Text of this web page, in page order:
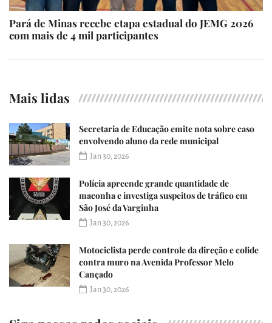
Pará de Minas recebe etapa estadual do JEMG 2026
com mais de 4 mil participantes
Mais lidas
Secretaria de Educação emite nota sobre caso
envolvendo aluno da rede municipal
Jan 30, 2026
Polícia apreende grande quantidade de
maconha e investiga suspeitos de tráfico em
São José da Varginha
Jan 30, 2026
Motociclista perde controle da direção e colide
contra muro na Avenida Professor Melo
Cançado
Jan 30, 2026